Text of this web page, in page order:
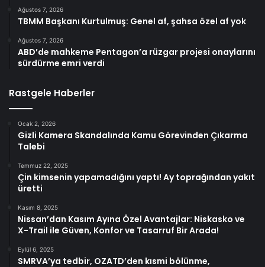
Ağustos 7, 2026
TBMM Başkanı Kurtulmuş: Genel af, şahsa özel af yok
Ağustos 7, 2026
ABD’de mahkeme Pentagon’a rüzgar projesi onaylarını
sürdürme emri verdi
Rastgele Haberler
Ocak 2, 2026
Gizli Kamera Skandalında Kamu Görevinden Çıkarma
Talebi
Temmuz 22, 2025
Çin kimsenin yapamadığını yaptı! Ay toprağından yakıt
üretti
Kasım 8, 2025
Nissan’dan Kasım Ayına Özel Avantajlar: Niskasko ve
X-Trail ile Güven, Konfor ve Tasarruf Bir Arada!
Eylül 6, 2025
SMRVA’ya tedbir, OZATD’den kısmi bölünme,